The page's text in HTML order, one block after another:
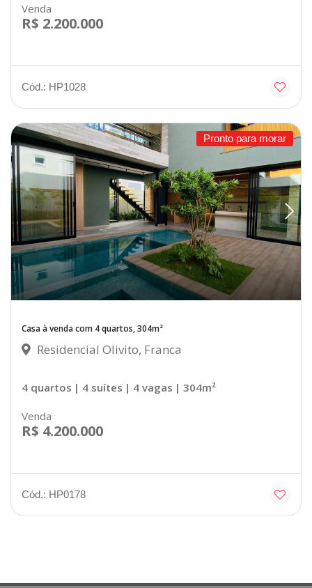
Venda
R$ 2.200.000
Cód.: HP1028
Pronto para morar
Casa à venda com 4 quartos, 304m²
Residencial Olivito, Franca
4 quartos | 4 suítes | 4 vagas | 304m²
Venda
R$ 4.200.000
Cód.: HP0178